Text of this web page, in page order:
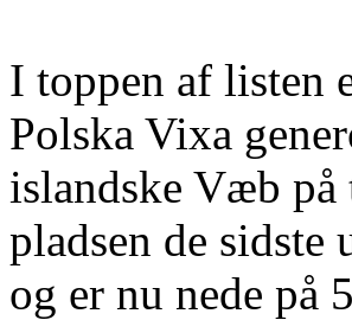
I toppen af listen
Polska Vixa
islandske Væb
pladsen de
og er nu nede på